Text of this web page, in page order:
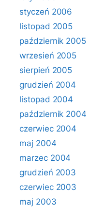
styczeń 2006
listopad 2005
październik 2005
wrzesień 2005
sierpień 2005
grudzień 2004
listopad 2004
październik 2004
czerwiec 2004
maj 2004
marzec 2004
grudzień 2003
czerwiec 2003
maj 2003